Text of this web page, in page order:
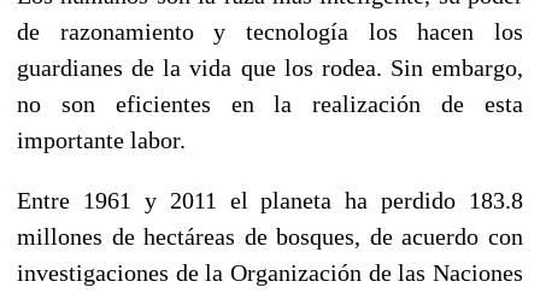
de razonamiento y tecnología los hacen los
guardianes de la vida que los rodea. Sin embargo,
no son eficientes en la realización de esta
importante labor.
Entre 1961 y 2011 el planeta ha perdido 183.8
millones de hectáreas de bosques, de acuerdo con
investigaciones de la Organización de las Naciones